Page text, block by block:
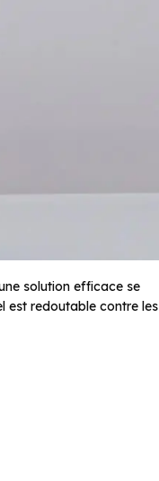
solution efficace se
est redoutable contre les